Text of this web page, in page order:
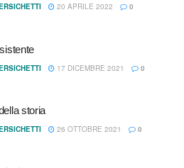
20 APRILE 2022 0
17 DICEMBRE 2021 0
storia
26 OTTOBRE 2021 0